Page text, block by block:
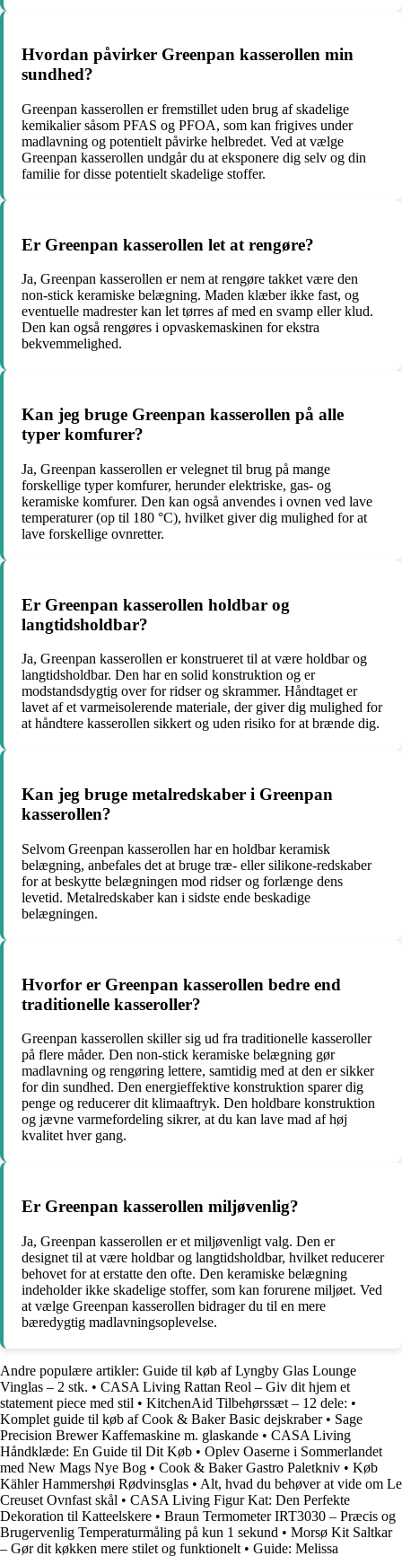
Hvordan påvirker Greenpan kasserollen min
sundhed?
Greenpan kasserollen er fremstillet uden brug af skadelige
kemikalier såsom PFAS og PFOA, som kan frigives under
madlavning og potentielt påvirke helbredet. Ved at vælge
Greenpan kasserollen undgår du at eksponere dig selv og din
familie for disse potentielt skadelige stoffer.
Er Greenpan kasserollen let at rengøre?
Ja, Greenpan kasserollen er nem at rengøre takket være den
non-stick keramiske belægning. Maden klæber ikke fast, og
eventuelle madrester kan let tørres af med en svamp eller klud.
Den kan også rengøres i opvaskemaskinen for ekstra
bekvemmelighed.
Kan jeg bruge Greenpan kasserollen på alle
typer komfurer?
Ja, Greenpan kasserollen er velegnet til brug på mange
forskellige typer komfurer, herunder elektriske, gas- og
keramiske komfurer. Den kan også anvendes i ovnen ved lave
temperaturer (op til 180 °C), hvilket giver dig mulighed for at
lave forskellige ovnretter.
Er Greenpan kasserollen holdbar og
langtidsholdbar?
Ja, Greenpan kasserollen er konstrueret til at være holdbar og
langtidsholdbar. Den har en solid konstruktion og er
modstandsdygtig over for ridser og skrammer. Håndtaget er
lavet af et varmeisolerende materiale, der giver dig mulighed for
at håndtere kasserollen sikkert og uden risiko for at brænde dig.
Kan jeg bruge metalredskaber i Greenpan
kasserollen?
Selvom Greenpan kasserollen har en holdbar keramisk
belægning, anbefales det at bruge træ- eller silikone-redskaber
for at beskytte belægningen mod ridser og forlænge dens
levetid. Metalredskaber kan i sidste ende beskadige
belægningen.
Hvorfor er Greenpan kasserollen bedre end
traditionelle kasseroller?
Greenpan kasserollen skiller sig ud fra traditionelle kasseroller
på flere måder. Den non-stick keramiske belægning gør
madlavning og rengøring lettere, samtidig med at den er sikker
for din sundhed. Den energieffektive konstruktion sparer dig
penge og reducerer dit klimaaftryk. Den holdbare konstruktion
og jævne varmefordeling sikrer, at du kan lave mad af høj
kvalitet hver gang.
Er Greenpan kasserollen miljøvenlig?
Ja, Greenpan kasserollen er et miljøvenligt valg. Den er
designet til at være holdbar og langtidsholdbar, hvilket reducerer
behovet for at erstatte den ofte. Den keramiske belægning
indeholder ikke skadelige stoffer, som kan forurene miljøet. Ved
at vælge Greenpan kasserollen bidrager du til en mere
bæredygtig madlavningsoplevelse.
Andre populære artikler: Guide til køb af Lyngby Glas Lounge
Vinglas – 2 stk. • CASA Living Rattan Reol – Giv dit hjem et
statement piece med stil • KitchenAid Tilbehørssæt – 12 dele: •
Komplet guide til køb af Cook & Baker Basic dejskraber• Sage
Precision Brewer Kaffemaskine m. glaskande • CASA Living
Håndklæde: En Guide til Dit Køb • Oplev Oaserne i Sommerlandet
med New Mags Nye Bog • Cook & Baker Gastro Paletkniv • Køb
Kähler Hammershøi Rødvinsglas • Alt, hvad du behøver at vide om Le
Creuset Ovnfast skål • CASA Living Figur Kat: Den Perfekte
Dekoration til Katteelskere • Braun Termometer IRT3030 – Præcis og
Brugervenlig Temperaturmåling på kun 1 sekund • Morsø Kit Saltkar
– Gør dit køkken mere stilet og funktionelt • Guide: Melissa